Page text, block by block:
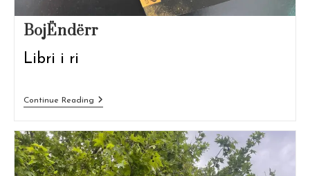
BojËndërr
Libri i ri
Continue ReadingBojËndërr